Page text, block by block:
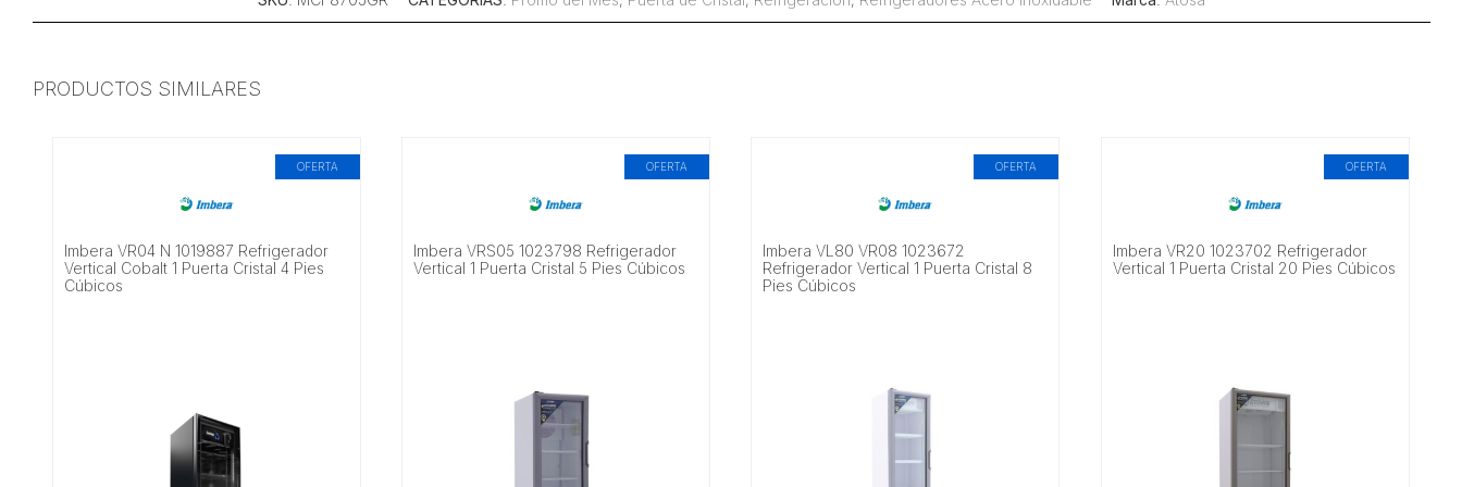
PRODUCTOS SIMILARES
OFERTA
Imbera VR04 N 1019887 Refrigerador
Vertical Cobalt 1 Puerta Cristal 4 Pies
Cúbicos
OFERTA
Imbera VRS05 1023798 Refrigerador
Vertical 1 Puerta Cristal 5 Pies Cúbicos
OFERTA
Imbera VL80 VR08 1023672
Refrigerador Vertical 1 Puerta Cristal 8
Pies Cúbicos
OFERTA
Imbera VR20 1023702 Refrigerador
Vertical 1 Puerta Cristal 20 Pies Cúbicos